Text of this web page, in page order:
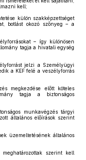
kell;
külön szakképzettséget
botlást okozó szőnyeg – a
– így különösen
tagja a hivatali egység
jelzi a Személyügyi
a KEF felé a veszélyforrás
megkezdése előtt köteles
tagja a biztonságos
munkavégzés tárgyi
általános előírások szerint
üzemeltetésének általános
szerint kell